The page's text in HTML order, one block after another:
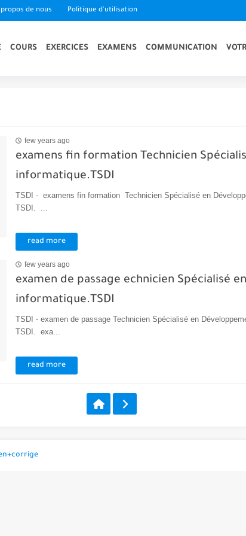
propos de nous Politique d'utilisation
COURS EXERCICES EXAMENS COMMUNICATION
few years ago
examens fin formation Technicien
informatique.TSDI
TSDI - examens fin formation Technicien Spécialisé en
TSDI. ...
read more
few years ago
examen de passage echnicien Spécialisé
informatique.TSDI
TSDI - examen de passage Technicien Spécialisé en
TSDI. exa...
read more